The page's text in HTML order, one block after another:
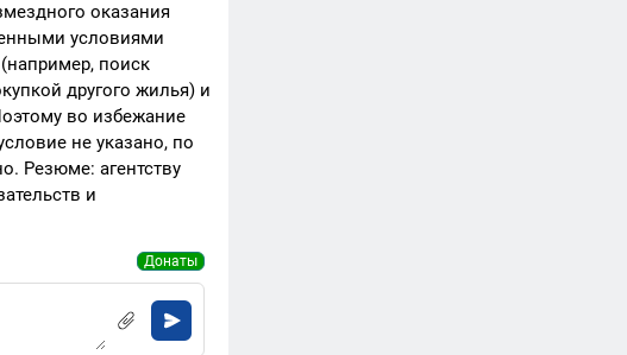
оказания
условиями
поиск
другого жилья) и
во избежание
не указано, по
Резюме: агентству
и
Донаты